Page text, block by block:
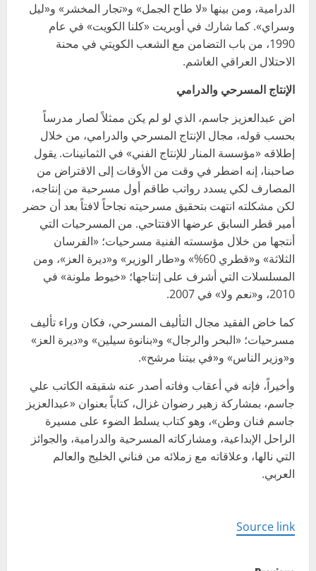
الدرامية، ومن بينها «لا طاح الجمل» و«تجار المخشر» و«ليل
وسراي». كما شارك في أوبريت «كلنا الكويت» في عام
1990، من باب التضامن مع الشعب الكويتي في محنة
الاحتلال العراقي الغاشم.
الإنتاج المسرحي والدرامي
اض عبدالعزيز جاسم، الذي لو لم يكن ممثلاً لصار مدرساً
بحسب قوله، مجال الإنتاج المسرحي والدرامي، من خلال
إطلاقه «مؤسسة المنار للإنتاج الفني» في الثمانينات. يقول
صاحبنا، إنه اضطر في وقت من الأوقات إلى الاقتراض من
المصارف لكي يسدد رواتب طاقم أول مسرحية من إنتاجه،
لكن مشكلته انتهت بتحقيق مسرحيته نجاحاً لافتاً بعد أن حضر
أمير قطر السابق عرضها الافتتاحي. من المسرحيات التي
أنتجها من خلال مؤسسته الفنية مسرحيات؛ «الفرسان
الثلاثة» و«قطري 60%» و«طار الوزير» و«ديرة العز»، ومن
المسلسلات التي أشرف على إنتاجها؛ «خيوط ملونة» في
2010، و«نعم ولا» في 2007.
كما خاض الفقيد مجال التأليف المسرحي، فكان وراء تأليف
مسرحيات؛ «البحر والرجال» و«بنانوة سيلين» و«ديرة العز»
و«وزير الناس» و«في بيتنا مرشح».
وأخيراً، فإنه في أعقاب وفاته أصدر عنه شقيقه الكاتب علي
جاسم، بمشاركة زهير رضوان غزال، كتاباً بعنوان «عبدالعزيز
جاسم فنان وطن»، وهو كتاب يسلط الضوء على مسيرة
الراحل الإبداعية، ومشاركاته المسرحية والدرامية، والجوائز
التي نالها، وعلاقاته مع زملائه من فناني الخليج والعالم
العربي.
Source link